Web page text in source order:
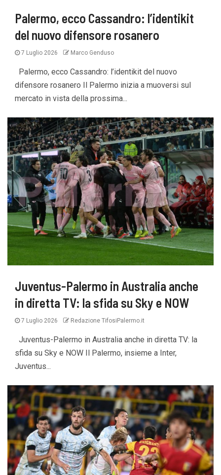
Palermo, ecco Cassandro: l’identikit
del nuovo difensore rosanero
7 Luglio 2026 Marco Genduso
Palermo, ecco Cassandro: l’identikit del nuovo
difensore rosanero Il Palermo inizia a muoversi sul
mercato in vista della prossima...
Juventus-Palermo in Australia anche
in diretta TV: la sfida su Sky e NOW
7 Luglio 2026 Redazione TifosiPalermo.it
Juventus-Palermo in Australia anche in diretta TV: la
sfida su Sky e NOW Il Palermo, insieme a Inter,
Juventus...